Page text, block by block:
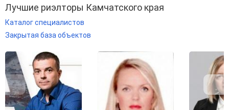
Лучшие риэлторы Камчатского края
Каталог специалистов
Закрытая база объектов